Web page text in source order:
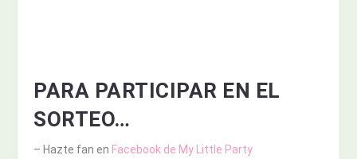
PARA PARTICIPAR EN EL
SORTEO…
– Hazte fan en Facebook de My Little Party